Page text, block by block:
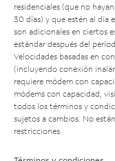
residenciales (que no
30 días) y que estén al día
son adicionales en ciertos
estándar después del
Velocidades basadas en
(incluyendo conexión
requiere módem con
módems con capacidad,
todos los términos y
sujetos a cambios. No
restricciones.